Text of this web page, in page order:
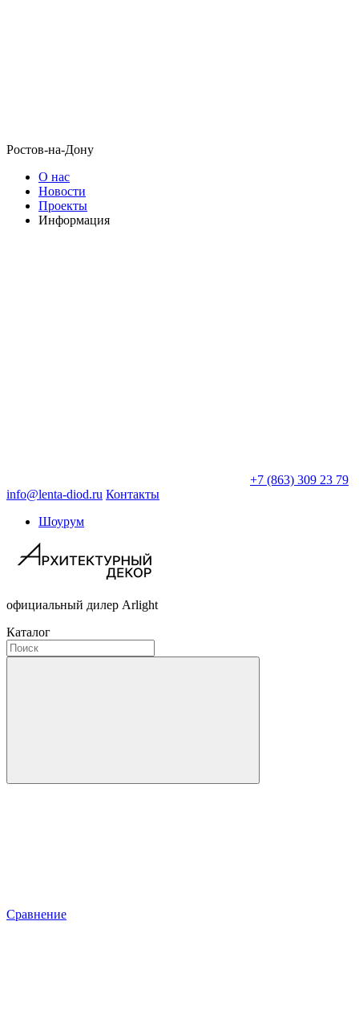
Ростов-на-Дону
О нас
Новости
Проекты
Информация
+7 (863) 309 23 79
info@lenta-diod.ru Контакты
Шоурум
официальный дилер Arlight
Каталог
Сравнение